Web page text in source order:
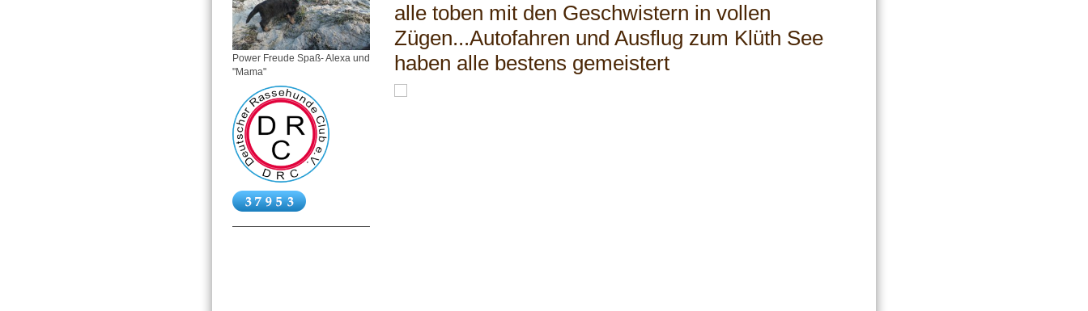
Power Freude Spaß- Alexa und
"Mama"
alle toben mit den Geschwistern in vollen
Zügen...Autofahren und Ausflug zum Klüth See
haben alle bestens gemeistert